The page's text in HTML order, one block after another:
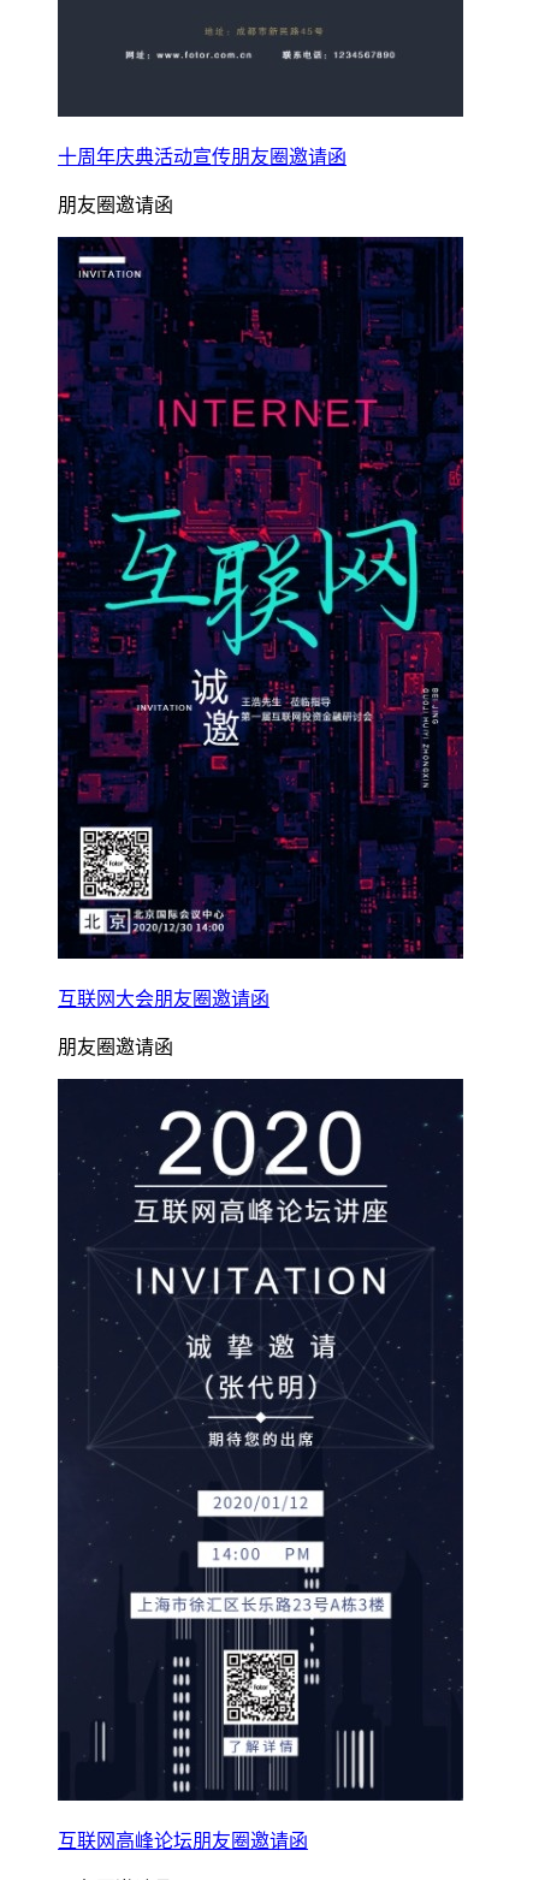
十周年庆典活动宣传朋友圈邀请函
朋友圈邀请函
互联网大会朋友圈邀请函
朋友圈邀请函
互联网高峰论坛朋友圈邀请函